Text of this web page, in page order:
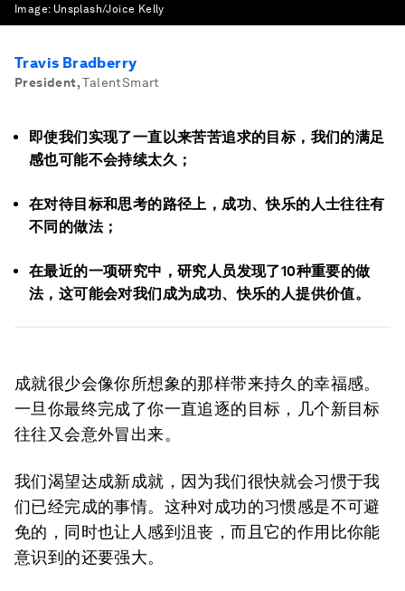
Image: Unsplash/Joice Kelly
Travis Bradberry
President, TalentSmart
即使我们实现了一直以来苦苦追求的目标，我们的满足
感也可能不会持续太久；
在对待目标和思考的路径上，成功、快乐的人士往往有
不同的做法；
在最近的一项研究中，研究人员发现了10种重要的做
法，这可能会对我们成为成功、快乐的人提供价值。
成就很少会像你所想象的那样带来持久的幸福感。
一旦你最终完成了你一直追逐的目标，几个新目标
往往又会意外冒出来。
我们渴望达成新成就，因为我们很快就会习惯于我
们已经完成的事情。这种对成功的习惯感是不可避
免的，同时也让人感到沮丧，而且它的作用比你能
意识到的还要强大。